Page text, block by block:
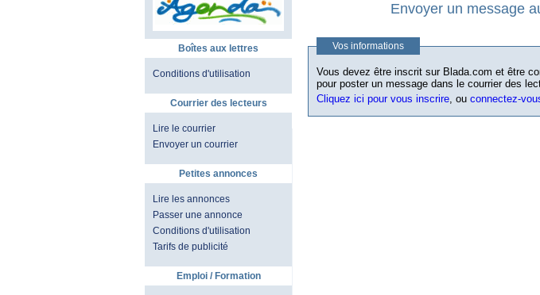
Boîtes aux lettres
Conditions d'utilisation
Courrier des lecteurs
Lire le courrier
Envoyer un courrier
Petites annonces
Lire les annonces
Passer une annonce
Conditions d'utilisation
Tarifs de publicité
Emploi / Formation
Envoyer un message
Vos informations
Vous devez être inscrit sur Blada.com et être
pour poster un message dans le courrier des
Cliquez ici pour vous inscrire, ou connectez-